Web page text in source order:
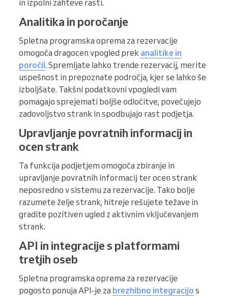
in izpolni zahteve rasti.
Analitika in poročanje
Spletna programska oprema za rezervacije
omogoča dragocen vpogled prek analitike in
poročil. Spremljate lahko trende rezervacij, merite
uspešnost in prepoznate področja, kjer se lahko še
izboljšate. Takšni podatkovni vpogledi vam
pomagajo sprejemati boljše odločitve, povečujejo
zadovoljstvo strank in spodbujajo rast podjetja.
Upravljanje povratnih informacij in
ocen strank
Ta funkcija podjetjem omogoča zbiranje in
upravljanje povratnih informacij ter ocen strank
neposredno v sistemu za rezervacije. Tako bolje
razumete želje strank, hitreje rešujete težave in
gradite pozitiven ugled z aktivnim vključevanjem
strank.
API in integracije s platformami
tretjih oseb
Spletna programska oprema za rezervacije
pogosto ponuja API-je za brezhibno integracijo s